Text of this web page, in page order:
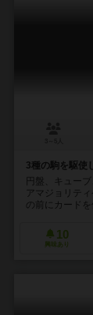
3種の駒を駆使
円盤、キュー
アマジョリテ
の前にカードを
10
興味あり